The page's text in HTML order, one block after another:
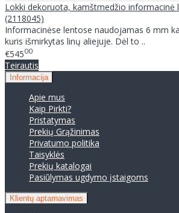
Lokki dekoruota, kamštmedžio informacinė
(2118045)
Informacinėse lentose naudojamas 6 mm
kuris išmirkytas linų aliejuje. Dėl to ..
€54500
Teirautis
Informacija
Apie mus
Kaip Pirkti?
Pristatymas
Prekių Grąžinimas
Privatumo politika
Taisyklės
Prekių katalogai
Pasiūlymas ugdymo įstaigoms
Klientų aptarnavimas